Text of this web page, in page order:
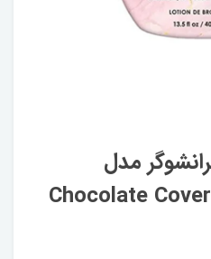
مدل
Chocolate